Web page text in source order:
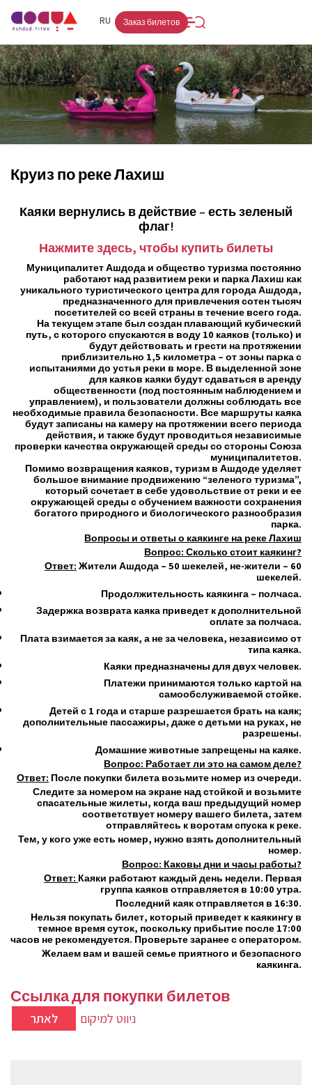
RU
HE
Заказ билетов
Круиз по реке Лахиш
Каяки вернулись в действие – есть зеленый
флаг!
Нажмите здесь, чтобы купить билеты
Муниципалитет Ашдода и общество туризма постоянно
работают над развитием реки и парка Лахиш как
уникального туристического центра для города Ашдода,
предназначенного для привлечения сотен тысяч
посетителей со всей страны в течение всего года.
На текущем этапе был создан плавающий кубический
путь, с которого спускаются в воду 10 каяков (только) и
будут действовать и грести на протяжении
приблизительно 1,5 километра – от зоны парка с
испытаниями до устья реки в море. В выделенной зоне
для каяков каяки будут сдаваться в аренду
общественности (под постоянным наблюдением и
управлением), и пользователи должны соблюдать все
необходимые правила безопасности. Все маршруты каяка
будут записаны на камеру на протяжении всего периода
действия, и также будут проводиться независимые
проверки качества окружающей среды со стороны Союза
муниципалитетов.
Помимо возвращения каяков, туризм в Ашдоде уделяет
большое внимание продвижению “зеленого туризма”,
который сочетает в себе удовольствие от реки и ее
окружающей среды с обучением важности сохранения
богатого природного и биологического разнообразия
парка.
Вопросы и ответы о каякинге на реке Лахиш
Вопрос: Сколько стоит каякинг?
Ответ: Жители Ашдода – 50 шекелей, не-жители – 60
шекелей.
Продолжительность каякинга – полчаса.
Задержка возврата каяка приведет к дополнительной
оплате за полчаса.
Плата взимается за каяк, а не за человека, независимо от
типа каяка.
Каяки предназначены для двух человек.
Платежи принимаются только картой на
самообслуживаемой стойке.
Детей с 1 года и старше разрешается брать на каяк;
дополнительные пассажиры, даже с детьми на руках, не
разрешены.
Домашние животные запрещены на каяке.
Вопрос: Работает ли это на самом деле?
Ответ: После покупки билета возьмите номер из очереди.
Следите за номером на экране над стойкой и возьмите
спасательные жилеты, когда ваш предыдущий номер
соответствует номеру вашего билета, затем
отправляйтесь к воротам спуска к реке.
Тем, у кого уже есть номер, нужно взять дополнительный
номер.
Вопрос: Каковы дни и часы работы?
Ответ: Каяки работают каждый день недели. Первая
группа каяков отправляется в 10:00 утра.
Последний каяк отправляется в 16:30.
Нельзя покупать билет, который приведет к каякингу в
темное время суток, поскольку прибытие после 17:00
часов не рекомендуется. Проверьте заранее с оператором.
Желаем вам и вашей семье приятного и безопасного
каякинга.
Ссылка для покупки билетов
לאתר ניווט למיקום